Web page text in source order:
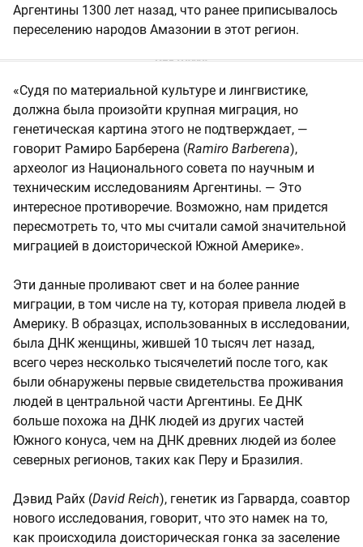
Аргентины 1300 лет назад, что ранее приписывалось
переселению народов Амазонии в этот регион.
«Судя по материальной культуре и лингвистике,
должна была произойти крупная миграция, но
генетическая картина этого не подтверждает, —
говорит Рамиро Барберена (Ramiro Barberena),
археолог из Национального совета по научным и
техническим исследованиям Аргентины. — Это
интересное противоречие. Возможно, нам придется
пересмотреть то, что мы считали самой значительной
миграцией в доисторической Южной Америке».
Эти данные проливают свет и на более ранние
миграции, в том числе на ту, которая привела людей в
Америку. В образцах, использованных в исследовании,
была ДНК женщины, жившей 10 тысяч лет назад,
всего через несколько тысячелетий после того, как
были обнаружены первые свидетельства проживания
людей в центральной части Аргентины. Ее ДНК
больше похожа на ДНК людей из других частей
Южного конуса, чем на ДНК древних людей из более
северных регионов, таких как Перу и Бразилия.
Дэвид Райх (David Reich), генетик из Гарварда, соавтор
нового исследования, говорит, что это намек на то,
как происходила доисторическая гонка за заселение